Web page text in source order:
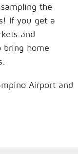
the
If you get a
and
bring home
Airport and